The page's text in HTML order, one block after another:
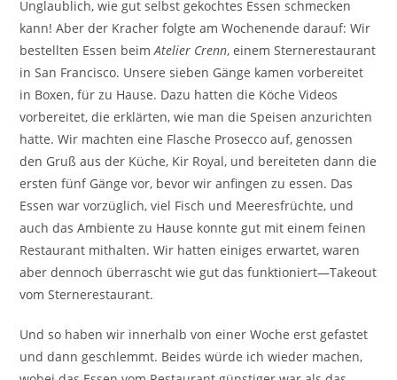
Unglaublich, wie gut selbst gekochtes Essen schmecken
kann! Aber der Kracher folgte am Wochenende darauf: Wir
bestellten Essen beimAtelier Crenn, einem Sternerestaurant
in San Francisco. Unsere sieben Gänge kamen vorbereitet
in Boxen, für zu Hause. Dazu hatten die Köche Videos
vorbereitet, die erklärten, wie man die Speisen anzurichten
hatte. Wir machten eine Flasche Prosecco auf, genossen
den Gruß aus der Küche, Kir Royal, und bereiteten dann die
ersten fünf Gänge vor, bevor wir anfingen zu essen. Das
Essen war vorzüglich, viel Fisch und Meeresfrüchte, und
auch das Ambiente zu Hause konnte gut mit einem feinen
Restaurant mithalten. Wir hatten einiges erwartet, waren
aber dennoch überrascht wie gut das funktioniert—Takeout
vom Sternerestaurant.
Und so haben wir innerhalb von einer Woche erst gefastet
und dann geschlemmt. Beides würde ich wieder machen,